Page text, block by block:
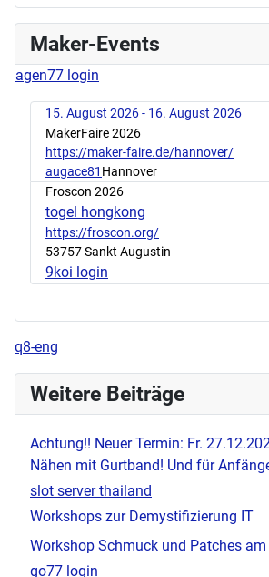
Maker-Events
agen77 login
15. August 2026 - 16. August 2026
MakerFaire 2026
https://maker-faire.de/hannover/
augace81 Hannover
Froscon 2026
togel hongkong
https://froscon.org/
53757 Sankt Augustin
9koi login
q8-eng
Weitere Beiträge
Achtung!! Neuer Termin: Fr.
Nähen mit Gurtband! Und für
slot server thailand
Workshops zur Demystifizierung IT
Workshop Schmuck und Patches
go77 login